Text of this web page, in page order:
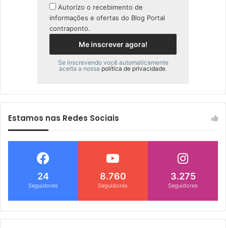
Autorizo o recebimento de
informações e ofertas do Blog Portal
contraponto.
Se inscrevendo você automaticamente
aceita a nossa política de privacidade.
Estamos nas Redes Sociais
24
Seguidores
8.760
Seguidores
3.275
Seguidores